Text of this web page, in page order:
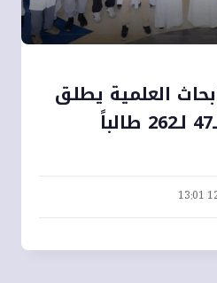
العلمية يطلق
دورته الصيفية الـ47 لـ262 طالباً